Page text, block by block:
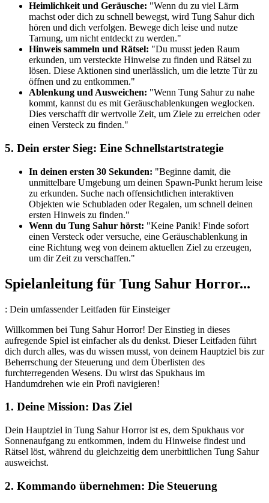
Heimlichkeit und Geräusche: "Wenn du zu viel Lärm
machst oder dich zu schnell bewegst, wird Tung Sahur dich
hören und dich verfolgen. Bewege dich leise und nutze
Tarnung, um nicht entdeckt zu werden."
Hinweis sammeln und Rätsel: "Du musst jeden Raum
erkunden, um versteckte Hinweise zu finden und Rätsel zu
lösen. Diese Aktionen sind unerlässlich, um die letzte Tür zu
öffnen und zu entkommen."
Ablenkung und Ausweichen: "Wenn Tung Sahur zu nahe
kommt, kannst du es mit Geräuschablenkungen weglocken.
Dies verschafft dir wertvolle Zeit, um Ziele zu erreichen oder
einen Versteck zu finden."
5. Dein erster Sieg: Eine Schnellstartstrategie
In deinen ersten 30 Sekunden: "Beginne damit, die
unmittelbare Umgebung um deinen Spawn-Punkt herum leise
zu erkunden. Suche nach offensichtlichen interaktiven
Objekten wie Schubladen oder Regalen, um schnell deinen
ersten Hinweis zu finden."
Wenn du Tung Sahur hörst: "Keine Panik! Finde sofort
einen Versteck oder versuche, eine Geräuschablenkung in
eine Richtung weg von deinem aktuellen Ziel zu erzeugen,
um dir Zeit zu verschaffen."
Spielanleitung für Tung Sahur Horror...
: Dein umfassender Leitfaden für Einsteiger
Willkommen bei Tung Sahur Horror! Der Einstieg in dieses
aufregende Spiel ist einfacher als du denkst. Dieser Leitfaden führt
dich durch alles, was du wissen musst, von deinem Hauptziel bis zur
Beherrschung der Steuerung und dem Überlisten des
furchterregenden Wesens. Du wirst das Spukhaus im
Handumdrehen wie ein Profi navigieren!
1. Deine Mission: Das Ziel
Dein Hauptziel in Tung Sahur Horror ist es, dem Spukhaus vor
Sonnenaufgang zu entkommen, indem du Hinweise findest und
Rätsel löst, während du gleichzeitig dem unerbittlichen Tung Sahur
ausweichst.
2. Kommando übernehmen: Die Steuerung